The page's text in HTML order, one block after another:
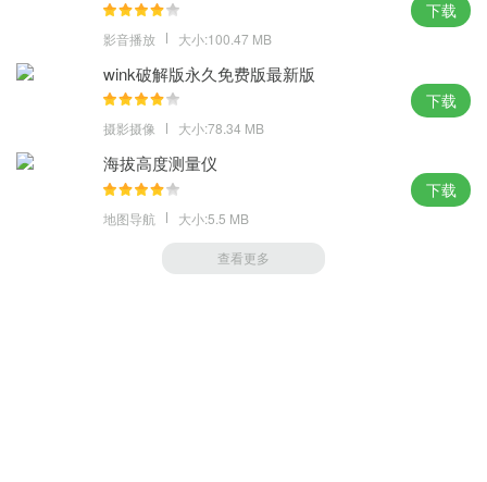
影音播放 大小:100.47 MB
下载
wink破解版永久免费版最新版
摄影摄像 大小:78.34 MB
下载
海拔高度测量仪
地图导航 大小:5.5 MB
下载
查看更多